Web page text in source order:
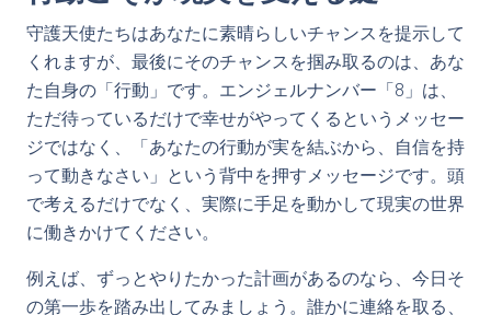
守護天使たちはあなたに素晴らしいチャンスを提示して
くれますが、最後にそのチャンスを掴み取るのは、あな
た自身の「行動」です。エンジェルナンバー「8」は、
ただ待っているだけで幸せがやってくるというメッセー
ジではなく、「あなたの行動が実を結ぶから、自信を持
って動きなさい」という背中を押すメッセージです。頭
で考えるだけでなく、実際に手足を動かして現実の世界
に働きかけてください。
例えば、ずっとやりたかった計画があるのなら、今日そ
の第一歩を踏み出してみましょう。誰かに連絡を取る、